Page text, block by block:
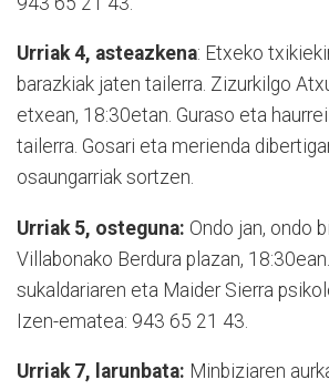
Urriak 4, asteazkena: Etxeko
barazkiak jaten tailerra. Zizurkilgo
etxean, 18:30etan. Guraso eta
tailerra. Gosari eta merienda
osaungarriak sortzen.
Urriak 5, osteguna: Ondo jan, ondo
Villabonako Berdura plazan,
sukaldariaren eta Maider Sierra
Izen-ematea: 943 65 21 43.
Urriak 7, larunbata: Minbiziaren